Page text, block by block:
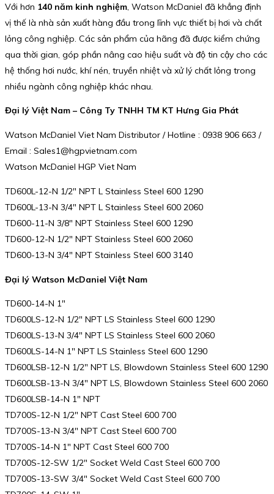
Với hơn 140 năm kinh nghiệm, Watson McDaniel đã khẳng định
vị thế là nhà sản xuất hàng đầu trong lĩnh vực thiết bị hơi và chất
lỏng công nghiệp. Các sản phẩm của hãng đã được kiểm chứng
qua thời gian, góp phần nâng cao hiệu suất và độ tin cậy cho các
hệ thống hơi nước, khí nén, truyền nhiệt và xử lý chất lỏng trong
nhiều ngành công nghiệp khác nhau.
Đại lý Việt Nam – Công Ty TNHH TM KT Hưng Gia Phát
Watson McDaniel Viet Nam Distributor / Hotline : 0938 906 663 /
Email : Sales1@hgpvietnam.com
Watson McDaniel HGP Viet Nam
TD600L-12-N 1/2″ NPT L Stainless Steel 600 1290
TD600L-13-N 3/4″ NPT L Stainless Steel 600 2060
TD600-11-N 3/8″ NPT Stainless Steel 600 1290
TD600-12-N 1/2″ NPT Stainless Steel 600 2060
TD600-13-N 3/4″ NPT Stainless Steel 600 3140
Đại lý Watson McDaniel Việt Nam
TD600-14-N 1″
TD600LS-12-N 1/2″ NPT LS Stainless Steel 600 1290
TD600LS-13-N 3/4″ NPT LS Stainless Steel 600 2060
TD600LS-14-N 1″ NPT LS Stainless Steel 600 1290
TD600LSB-12-N 1/2″ NPT LS, Blowdown Stainless Steel 600 1290
TD600LSB-13-N 3/4″ NPT LS, Blowdown Stainless Steel 600 2060
TD600LSB-14-N 1″ NPT
TD700S-12-N 1/2″ NPT Cast Steel 600 700
TD700S-13-N 3/4″ NPT Cast Steel 600 700
TD700S-14-N 1″ NPT Cast Steel 600 700
TD700S-12-SW 1/2″ Socket Weld Cast Steel 600 700
TD700S-13-SW 3/4″ Socket Weld Cast Steel 600 700